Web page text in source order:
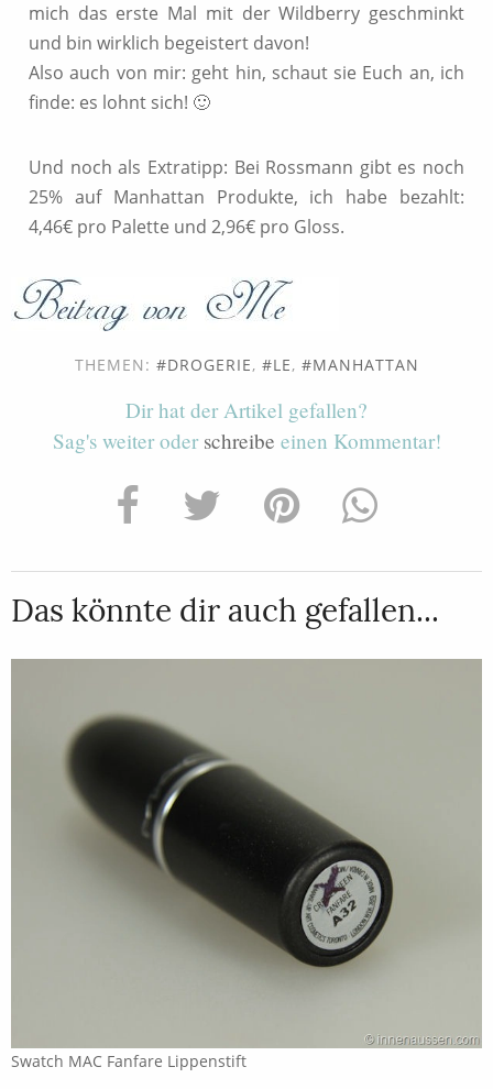
mich das erste Mal mit der Wildberry geschminkt
und bin wirklich begeistert davon!
Also auch von mir: geht hin, schaut sie Euch an, ich
finde: es lohnt sich! 🙂
Und noch als Extratipp: Bei Rossmann gibt es noch
25% auf Manhattan Produkte, ich habe bezahlt:
4,46€ pro Palette und 2,96€ pro Gloss.
THEMEN: DROGERIE, LE, MANHATTAN
Dir hat der Artikel gefallen?
Sag's weiter oder schreibe einen Kommentar!
Das könnte dir auch gefallen...
Swatch MAC Fanfare Lippenstift